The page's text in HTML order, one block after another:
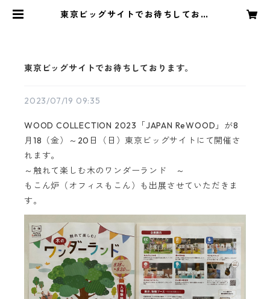
東京ビッグサイトでお待ちしており
東京ビッグサイトでお待ちしております。
2023/07/19 09:35
WOOD COLLECTION 2023「JAPAN ReWOOD」が8
月18（金）～20日（日）東京ビッグサイトにて開催さ
れます。
～触れて楽しむ木のワンダーランド ～
もこん炉（オフィスもこん）も出展させていただきま
す。